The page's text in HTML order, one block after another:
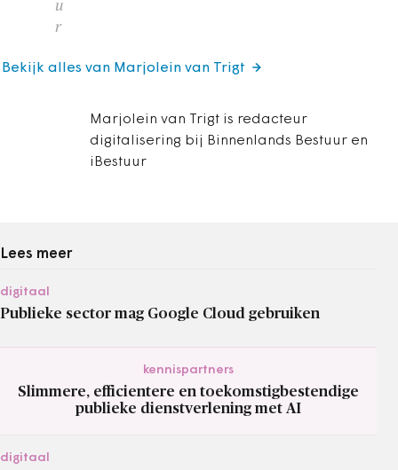
u
r
Marjolein van Trigt is redacteur
digitalisering bij Binnenlands Bestuur en
iBestuur
Bekijk alles van Marjolein van Trigt
Lees meer
digitaal
Publieke sector mag Google Cloud gebruiken
kennispartners
Slimmere, efficientere en toekomstigbestendige
publieke dienstverlening met AI
digitaal